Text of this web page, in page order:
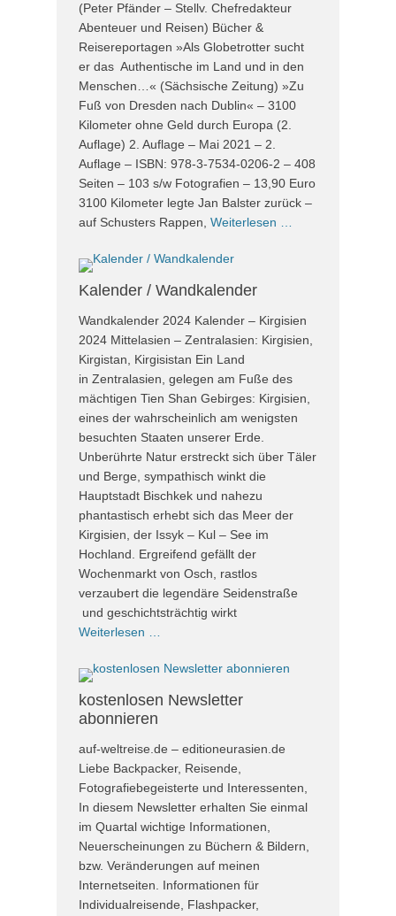
(Peter Pfänder – Stellv. Chefredakteur
Abenteuer und Reisen) Bücher &
Reisereportagen »Als Globetrotter sucht
er das Authentische im Land und in den
Menschen…« (Sächsische Zeitung) »Zu
Fuß von Dresden nach Dublin« – 3100
Kilometer ohne Geld durch Europa (2.
Auflage) 2. Auflage – Mai 2021 – 2.
Auflage – ISBN: 978-3-7534-0206-2 – 408
Seiten – 103 s/w Fotografien – 13,90 Euro
3100 Kilometer legte Jan Balster zurück –
auf Schusters Rappen, Weiterlesen …
Kalender / Wandkalender
Wandkalender 2024 Kalender – Kirgisien
2024 Mittelasien – Zentralasien: Kirgisien,
Kirgistan, Kirgisistan Ein Land
in Zentralasien, gelegen am Fuße des
mächtigen Tien Shan Gebirges: Kirgisien,
eines der wahrscheinlich am wenigsten
besuchten Staaten unserer Erde.
Unberührte Natur erstreckt sich über Täler
und Berge, sympathisch winkt die
Hauptstadt Bischkek und nahezu
phantastisch erhebt sich das Meer der
Kirgisien, der Issyk – Kul – See im
Hochland. Ergreifend gefällt der
Wochenmarkt von Osch, rastlos
verzaubert die legendäre Seidenstraße
und geschichtsträchtig wirkt
Weiterlesen …
kostenlosen Newsletter
abonnieren
auf-weltreise.de – editioneurasien.de
Liebe Backpacker, Reisende,
Fotografiebegeisterte und Interessenten,
In diesem Newsletter erhalten Sie einmal
im Quartal wichtige Informationen,
Neuerscheinungen zu Büchern & Bildern,
bzw. Veränderungen auf meinen
Internetseiten. Informationen für
Individualreisende, Flashpacker,